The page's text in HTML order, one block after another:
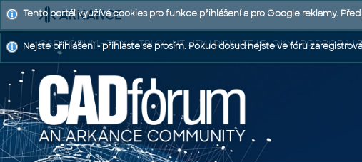
CAD FÓRUM - TIPY A TRIKY | UTILITY | DISKUZE | BLOKY | PODPORA |
Tento portál využívá cookies pro funkce přihlášení a pro Google reklamy.
Nejste přihlášeni - přihlaste se prosím. Pokud dosud nejste ve fóru